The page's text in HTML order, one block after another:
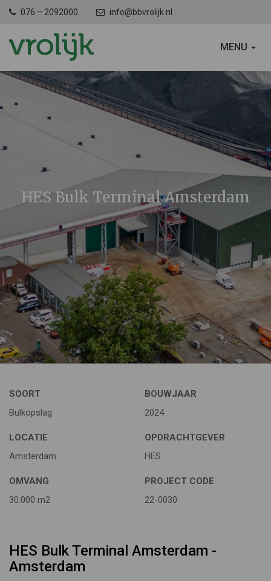
076 – 2092000 info@bbvrolijk.nl
SCHAKEL
MENU
HES Bulk Terminal Amsterdam
SOORT
Bulkopslag
BOUWJAAR
2024
LOCATIE
Amsterdam
OPDRACHTGEVER
HES
OMVANG
30.000 m2
PROJECT CODE
22-0030
HES Bulk Terminal Amsterdam -
Amsterdam